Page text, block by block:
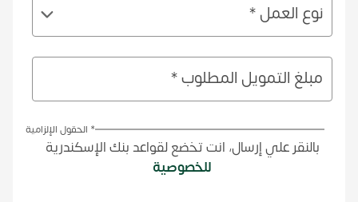
نوع العمل *
مبلغ التمويل المطلوب *
* الحقول الإلزامية
بالنقر علي إرسال، انت تخضع لقواعد بنك الإسكندرية
للخصوصية